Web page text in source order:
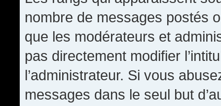
nombre de messages postés
que les modérateurs et
pas directement modifier
l’administrateur. Si vous
messages dans le seul but